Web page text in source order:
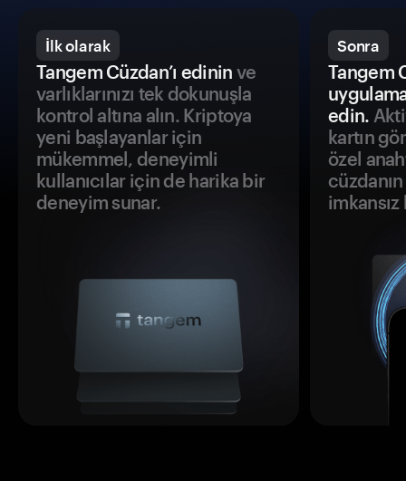
İlk olarak
Tangem Cüzdan’ı edinin ve
varlıklarınızı tek dokunuşla
kontrol altına alın. Kriptoya
yeni başlayanlar için
mükemmel, deneyimli
kullanıcılar için de harika bir
deneyim sunar.
Sonra
Tangem
edin.
kartın
özel